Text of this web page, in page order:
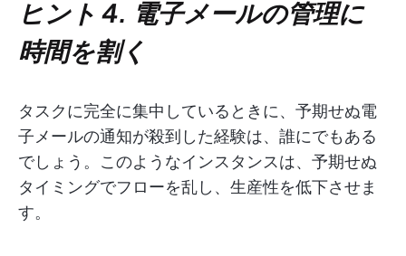
ヒント 4. 電子メールの管理に
時間を割く
タスクに完全に集中しているときに、予期せぬ電
子メールの通知が殺到した経験は、誰にでもある
でしょう。このようなインスタンスは、予期せぬ
タイミングでフローを乱し、生産性を低下させま
す。